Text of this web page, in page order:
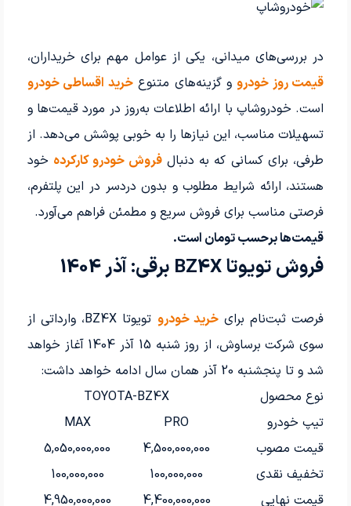
در بررسی‌های میدانی، یکی از عوامل مهم برای خریداران،
قیمت روز خودروو گزینه‌های متنوعخرید اقساطی خودرو
است. خودروشاپ با ارائه اطلاعات به‌روز در مورد قیمت‌ها و
تسهیلات مناسب، این نیازها را به خوبی پوشش می‌دهد. از
طرفی، برای کسانی که به دنبالفروش خودرو کارکرده خود
هستند، ارائه شرایط مطلوب و بدون دردسر در این پلتفرم،
فرصتی مناسب برای فروش سریع و مطمئن فراهم می‌آورد.
قیمت‌ها برحسب تومان است.
فروش تویوتا BZ4X برقی: آذر 1404
فرصت ثبت‌نام برایخرید خودرو
تویوتا BZ4X، وارداتی از
سوی شرکت برساوش، از روز شنبه 15 آذر 1404 آغاز خواهد
شد و تا پنجشنبه 20 آذر همان سال ادامه خواهد داشت:
نوع محصول
TOYOTA-BZ4X
تیپ خودرو
PRO
MAX
قیمت مصوب
4,500,000,000
5,050,000,000
تخفیف نقدی
100,000,000
100,000,000
قیمت نهایی
4,400,000,000
4,950,000,000